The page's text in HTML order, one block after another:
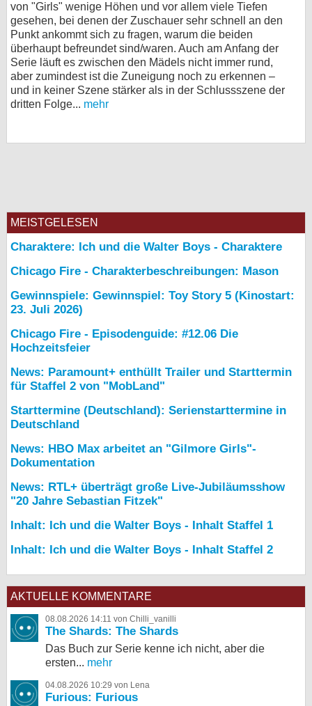
von "Girls" wenige Höhen und vor allem viele Tiefen
gesehen, bei denen der Zuschauer sehr schnell an den
Punkt ankommt sich zu fragen, warum die beiden
überhaupt befreundet sind/waren. Auch am Anfang der
Serie läuft es zwischen den Mädels nicht immer rund,
aber zumindest ist die Zuneigung noch zu erkennen –
und in keiner Szene stärker als in der Schlussszene der
dritten Folge... mehr
MEISTGELESEN
Charaktere: Ich und die Walter Boys - Charaktere
Chicago Fire - Charakterbeschreibungen: Mason
Gewinnspiele: Gewinnspiel: Toy Story 5 (Kinostart:
23. Juli 2026)
Chicago Fire - Episodenguide: #12.06 Die
Hochzeitsfeier
News: Paramount+ enthüllt Trailer und Starttermin
für Staffel 2 von "MobLand"
Starttermine (Deutschland): Serienstarttermine in
Deutschland
News: HBO Max arbeitet an "Gilmore Girls"-
Dokumentation
News: RTL+ überträgt große Live-Jubiläumsshow
"20 Jahre Sebastian Fitzek"
Inhalt: Ich und die Walter Boys - Inhalt Staffel 1
Inhalt: Ich und die Walter Boys - Inhalt Staffel 2
AKTUELLE KOMMENTARE
08.08.2026 14:11 von Chilli_vanilli
The Shards: The Shards
Das Buch zur Serie kenne ich nicht, aber die
ersten... mehr
04.08.2026 10:29 von Lena
Furious: Furious
Desktop-Ansicht
myFanbase